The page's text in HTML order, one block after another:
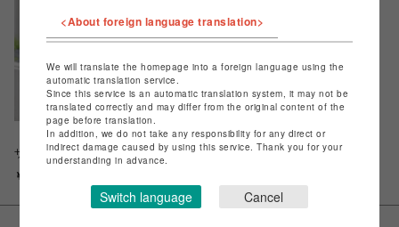
【COMPLETE WORKS】防水レ
ザー×ナイロンシリーズ トート
バッグ CWD-033
￥22,000
<About foreign language translation>
We will translate the homepage into a foreign language using the
automatic translation service.
Since this service is an automatic translation system, it may not be
translated correctly and may differ from the original content of the
page before translation.
In addition, we do not take any responsibility for any direct or
indirect damage caused by using this service. Thank you for your
understanding in advance.
Switch language Cancel